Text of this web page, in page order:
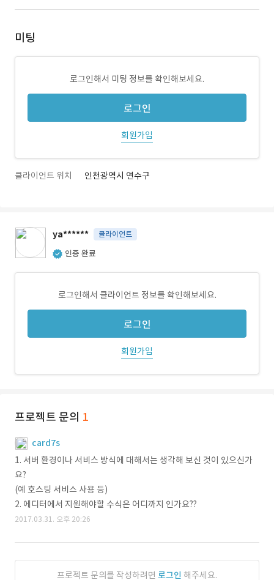
미팅
로그인해서 미팅 정보를 확인해보세요.
로그인
회원가입
클라이언트 위치 인천광역시 연수구
ya****** 클라이언트
인증 완료
로그인해서 클라이언트 정보를 확인해보세요.
로그인
회원가입
프로젝트 문의 1
card7s
1. 서버 환경이나 서비스 방식에 대해서는 생각해 보신 것이 있으신가
요?
(예 호스팅 서비스 사용 등)
2. 에디터에서 지원해야할 수식은 어디까지 인가요??
2017.03.31. 오후 20:26
프로젝트 문의를 작성하려면 로그인 해주세요.